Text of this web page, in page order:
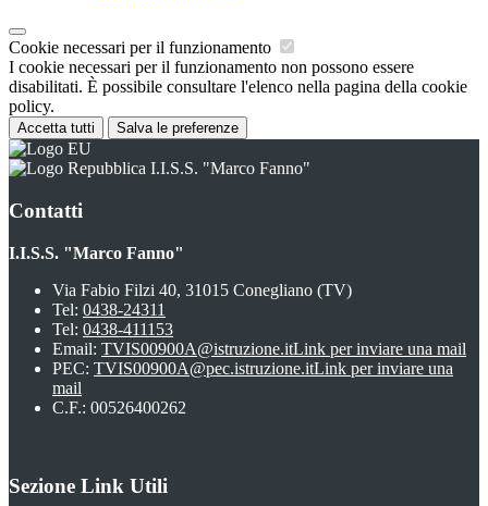
Cookie necessari per il funzionamento
I cookie necessari per il funzionamento non possono essere
disabilitati. È possibile consultare l'elenco nella pagina della cookie
policy.
Accetta tutti Salva le preferenze
I.I.S.S. "Marco Fanno"
Contatti
I.I.S.S. "Marco Fanno"
Via Fabio Filzi 40, 31015 Conegliano (TV)
Tel: 0438-24311
Tel: 0438-411153
Email: TVIS00900A@istruzione.itLink per inviare una mail
PEC: TVIS00900A@pec.istruzione.itLink per inviare una
mail
C.F.: 00526400262
Sezione Link Utili